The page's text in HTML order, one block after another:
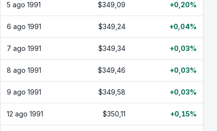
5 ago 1991 $349,09 +0,20%
6 ago 1991 $349,24 +0,04%
7 ago 1991 $349,34 +0,03%
8 ago 1991 $349,46 +0,03%
9 ago 1991 $349,58 +0,03%
12 ago 1991 $350,11 +0,15%